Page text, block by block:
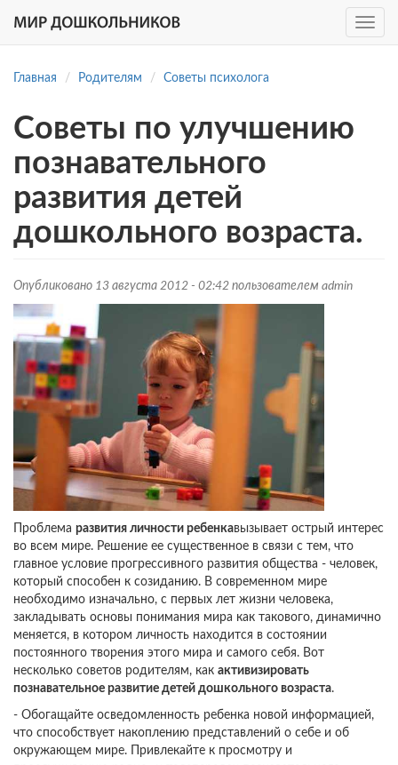
Toggle
Главная Родителям Советы психолога
Советы по улучшению
познавательного
развития детей
дошкольного возраста.
Опубликовано 13 августа 2012 - 02:42 пользователем admin
Проблема развития личности ребенкавызывает острый интерес
во всем мире. Решение ее существенное в связи с тем, что
главное условие прогрессивного развития общества - человек,
который способен к созиданию. В современном мире
необходимо изначально, с первых лет жизни человека,
закладывать основы понимания мира как такового, динамично
меняется, в котором личность находится в состоянии
постоянного творения этого мира и самого себя. Вот
несколько советов родителям, как активизировать
познавательное развитие детей дошкольного возраста.
- Обогащайте осведомленность ребенка новой информацией,
что способствует накоплению представлений о себе и об
окружающем мире. Привлекайте к просмотру и